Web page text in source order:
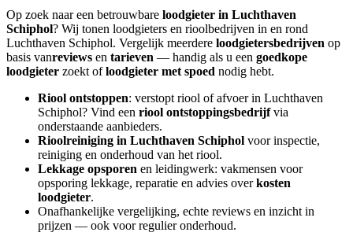
Op zoek naar een betrouwbare loodgieter in Luchthaven
Schiphol? Wij tonen loodgieters en rioolbedrijven in en rond
Luchthaven Schiphol. Vergelijk meerdere loodgietersbedrijven op
basis vanreviews en tarieven — handig als u een goedkope
loodgieter zoekt ofloodgieter met spoed nodig hebt.
Riool ontstoppen: verstopt riool of afvoer in Luchthaven
Schiphol? Vind een riool ontstoppingsbedrijfvia
onderstaande aanbieders.
Rioolreiniging in Luchthaven Schiphol voor inspectie,
reiniging en onderhoud van het riool.
Lekkage opsporen en leidingwerk: vakmensen voor
opsporing lekkage, reparatie en advies overkosten
loodgieter.
Onafhankelijke vergelijking, echte reviews en inzicht in
prijzen — ook voor regulier onderhoud.